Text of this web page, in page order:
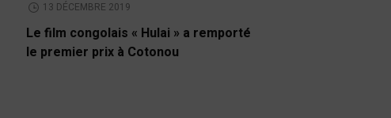
13 DÉCEMBRE 2019
Le film congolais « Hulai » a remporté
le premier prix à Cotonou